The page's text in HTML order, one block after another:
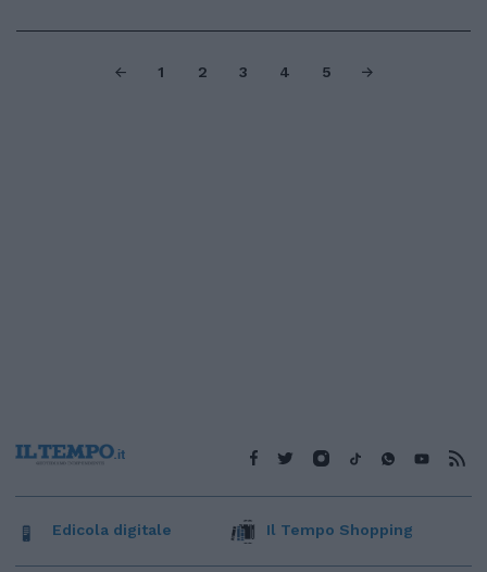
1 2 3 4 5
Edicola digitale Il Tempo Shopping